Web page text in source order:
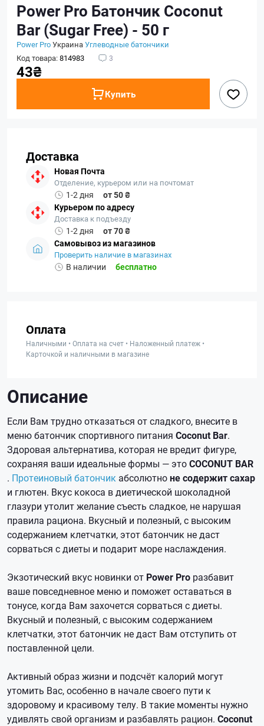
Power Pro Батончик Сoconut
Bar (Sugar Free) - 50 г
Power ProУкраинаУглеводные батончики
Код товара:814983 3
43₴
Купить
Доставка
Новая Почта
Отделение, курьером или на почтомат
1-2 дня
от 50 ₴
Курьером по адресу
Доставка к подъезду
1-2 дня
от 70 ₴
Самовывоз из магазинов
Проверить наличие в магазинах
В наличии бесплатно
Оплата
Наличными • Оплата на счет • Наложенный платеж •
Карточкой и наличными в магазине
Описание
Если Вам трудно отказаться от сладкого, внесите в
меню батончик спортивного питания Coconut Bar.
Здоровая альтернатива, которая не вредит фигуре,
сохраняя ваши идеальные формы — этоCOCONUT BAR
. Протеиновый батончик абсолютноне содержит сахар
и глютен. Вкус кокоса в диетической шоколадной
глазури утолит желание съесть сладкое, не нарушая
правила рациона. Вкусный и полезный, с высоким
содержанием клетчатки, этот батончик не даст
сорваться с диеты и подарит море наслаждения.
Экзотический вкус новинки от Power Pro разбавит
ваше повседневное меню и поможет оставаться в
тонусе, когда Вам захочется сорваться с диеты.
Вкусный и полезный, с высоким содержанием
клетчатки, этот батончик не даст Вам отступить от
поставленной цели.
Активный образ жизни и подсчёт калорий могут
утомить Вас, особенно в начале своего пути к
здоровому и красивому телу. В такие моменты нужно
удивлять свой организм и разбавлять рацион. Coconut